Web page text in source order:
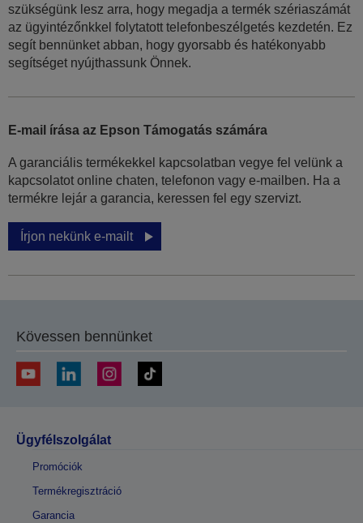
szükségünk lesz arra, hogy megadja a termék szériaszámát
az ügyintézőnkkel folytatott telefonbeszélgetés kezdetén. Ez
segít bennünket abban, hogy gyorsabb és hatékonyabb
segítséget nyújthassunk Önnek.
E-mail írása az Epson Támogatás számára
A garanciális termékekkel kapcsolatban vegye fel velünk a
kapcsolatot online chaten, telefonon vagy e-mailben. Ha a
termékre lejár a garancia, keressen fel egy szervizt.
Írjon nekünk e-mailt
Kövessen bennünket
Ügyfélszolgálat
Promóciók
Termékregisztráció
Garancia